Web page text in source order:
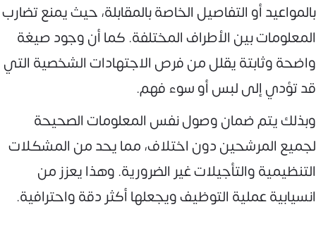
بالمواعيد أو التفاصيل الخاصة بالمقابلة، حيث يمنع تضارب
المعلومات بين الأطراف المختلفة. كما أن وجود صيغة
واضحة وثابتة يقلل من فرص الاجتهادات الشخصية التي
قد تؤدي إلى لبس أو سوء فهم.
وبذلك يتم ضمان وصول نفس المعلومات الصحيحة
لجميع المرشحين دون اختلاف، مما يحد من المشكلات
التنظيمية والتأجيلات غير الضرورية. وهذا يعزز من
انسيابية عملية التوظيف ويجعلها أكثر دقة واحترافية.